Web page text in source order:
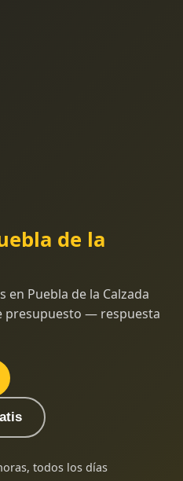
de la
Puebla de la Calzada
presupuesto — respuesta
todos los días